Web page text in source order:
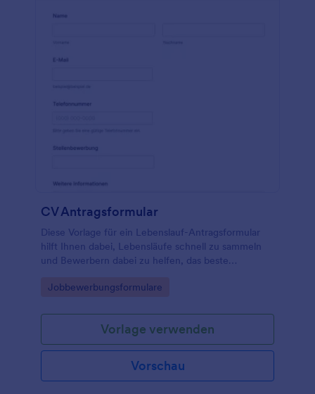
CV Antragsformular
Diese Vorlage für ein Lebenslauf-Antragsformular
hilft Ihnen dabei, Lebensläufe schnell zu sammeln
und Bewerbern dabei zu helfen, das beste
ihnen passt. Die Vorlage besteht aus Bereichen, um
Bewerbers zu sammeln, die Position zu erfragen, auf
die er sich bewirbt, und fordert ihn auf, seinen
Lebenslauf und andere Dateien wie Zeugnisse
hochzuladen. Mit vielen weiteren anpassbaren Tools
und Widgets können Sie Ihr eigenes Formular
Go to Category:
Jobbewerbungsformulare
Vorlage verwenden
Vorschau